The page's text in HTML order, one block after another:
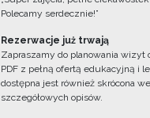
Polecamy serdecznie!”
Rezerwacje już trwają
Zapraszamy do planowania wizyt
PDF z pełną ofertą edukacyjną i
dostępna jest również skrócona
szczegółowych opisów.